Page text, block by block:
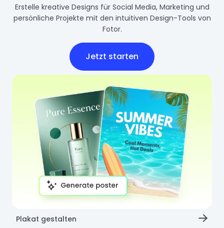
Erstelle kreative Designs für Social Media, Marketing und
persönliche Projekte mit den intuitiven Design-Tools von
Fotor.
Jetzt starten
Plakat gestalten